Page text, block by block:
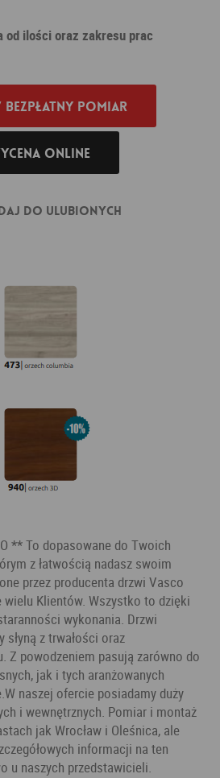
od ilości oraz zakresu prac
bezpłatny pomiar
online
do ulubionych
** To dopasowane do Twoich
z łatwością nadasz swoim
przez producenta drzwi Vasco
wielu Klientów. Wszystko to dzięki
wykonania. Drzwi
z trwałości oraz
Z powodzeniem pasują zarówno do
jak i tych aranżowanych
naszej ofercie posiadamy duży
i wewnętrznych. Pomiar i montaż
jak Wrocław i Oleśnica, ale
informacji na ten
u naszych przedstawicieli.